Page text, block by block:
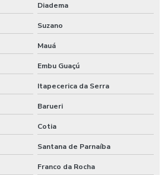
Diadema
Suzano
Mauá
Embu Guaçú
Itapecerica da Serra
Barueri
Cotia
Santana de Parnaíba
Franco da Rocha